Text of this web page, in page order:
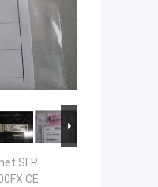
SFP
CE